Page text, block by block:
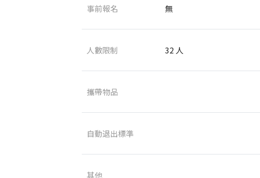
事前報名 無
人數限制 32 人
攜帶物品
自動退出標準
其他